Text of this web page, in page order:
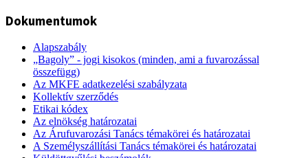
Dokumentumok
Alapszabály
„Bagoly” - jogi kisokos (minden, ami a fuvarozással
összefügg)
Az MKFE adatkezelési szabályzata
Kollektív szerződés
Etikai kódex
Az elnökség határozatai
Az Árufuvarozási Tanács témakörei és határozatai
A Személyszállítási Tanács témakörei és határozatai